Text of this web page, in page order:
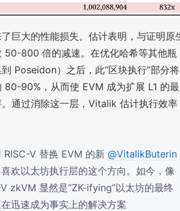
巨大的性能损失。估计表明，与证明原
50-800 倍的减速。在优化哈希等其他瓶
Poseidon）之后，此“区块执行”部分将
80-90%，从而使 EVM 成为扩展 L1 的最
通过消除这一层，Vitalik 估计执行效率
RISC-V 替换 EVM 的新 @VitalikButerin
欢以太坊执行层的这个方向。如今，像
zkVM 显然是“ZK-ifying”以太坊的最终
迅速成为事实上的解决方案